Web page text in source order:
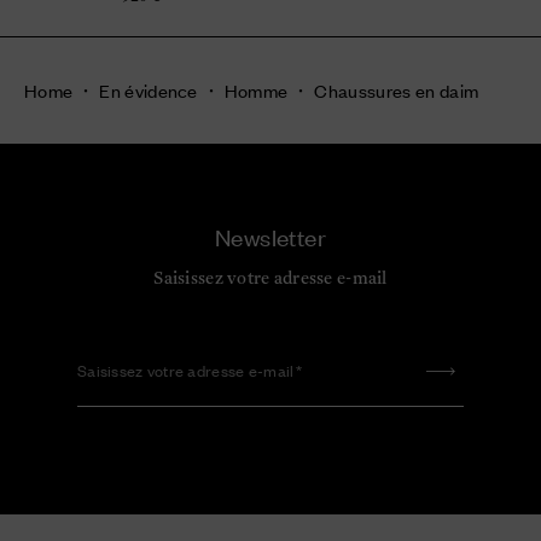
Home En évidence Homme Chaussures en daim
Newsletter
Saisissez votre adresse e-mail
Saisissez votre adresse e-mail